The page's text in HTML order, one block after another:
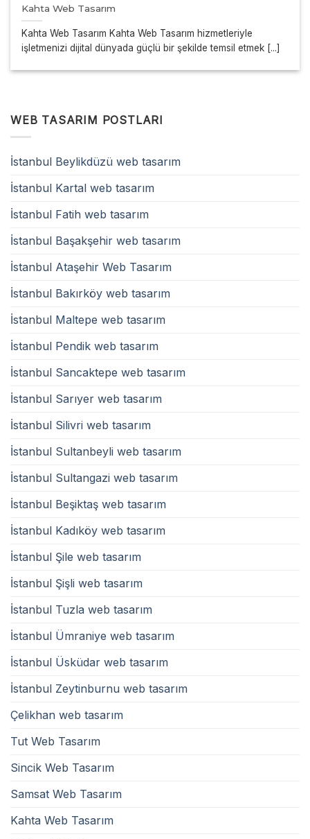
Kahta Web Tasarım
Kahta Web Tasarım Kahta Web Tasarım hizmetleriyle
işletmenizi dijital dünyada güçlü bir şekilde temsil etmek [...]
WEB TASARIM POSTLARI
İstanbul Beylikdüzü web tasarım
İstanbul Kartal web tasarım
İstanbul Fatih web tasarım
İstanbul Başakşehir web tasarım
İstanbul Ataşehir Web Tasarım
İstanbul Bakırköy web tasarım
İstanbul Maltepe web tasarım
İstanbul Pendik web tasarım
İstanbul Sancaktepe web tasarım
İstanbul Sarıyer web tasarım
İstanbul Silivri web tasarım
İstanbul Sultanbeyli web tasarım
İstanbul Sultangazi web tasarım
İstanbul Beşiktaş web tasarım
İstanbul Kadıköy web tasarım
İstanbul Şile web tasarım
İstanbul Şişli web tasarım
İstanbul Tuzla web tasarım
İstanbul Ümraniye web tasarım
İstanbul Üsküdar web tasarım
İstanbul Zeytinburnu web tasarım
Çelikhan web tasarım
Tut Web Tasarım
Sincik Web Tasarım
Samsat Web Tasarım
Kahta Web Tasarım